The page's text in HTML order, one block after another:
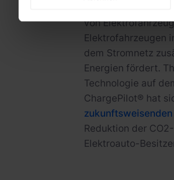
liegende EV
von
Elektrofahrzeugen
dem Stromnetz
Energien fördert.
Technologie auf
ChargePilot® hat
Reduktion der
Elektroauto-